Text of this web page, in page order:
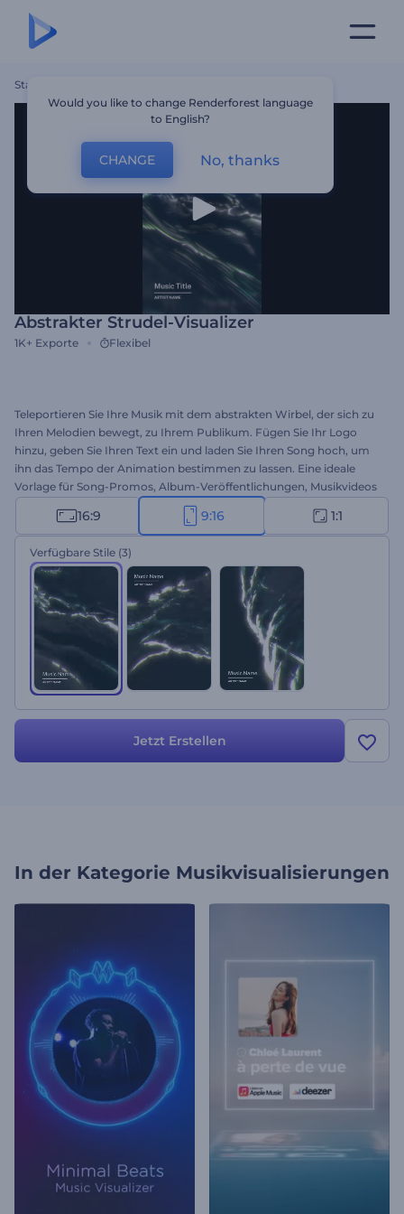
Startseite
Abstrakter Strudel-Visualizer
1K+ Exporte Flexibel
Teleportieren Sie Ihre Musik mit dem abstrakten Wirbel, der sich zu
Ihren Melodien bewegt, zu Ihrem Publikum. Fügen Sie Ihr Logo
hinzu, geben Sie Ihren Text ein und laden Sie Ihren Song hoch, um
ihn das Tempo der Animation bestimmen zu lassen. Eine ideale
Vorlage für Song-Promos, Album-Veröffentlichungen, Musikvideos
und vieles mehr. Holen Sie sich Ihren abstrakten Visualizer noch
16:9 9:16 1:1
Verfügbare Stile (3)
Jetzt Erstellen
In der Kategorie Musikvisualisierungen
Would you like to change Renderforest language
to English?
CHANGE No, thanks